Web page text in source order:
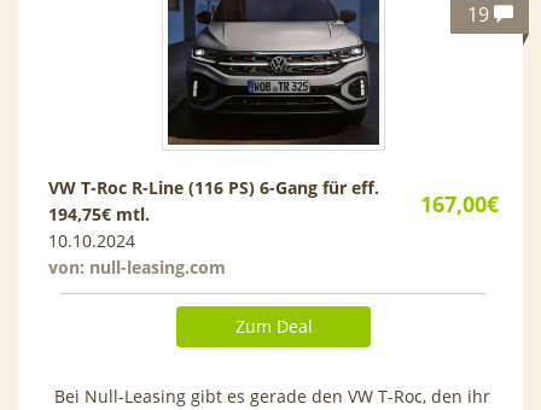
19
167,00€
VW T-Roc R-Line (116 PS) 6-Gang für eff.
194,75€ mtl.
10.10.2024
von: null-leasing.com
Zum Deal
Bei Null-Leasing gibt es gerade den VW T-Roc, den ihr